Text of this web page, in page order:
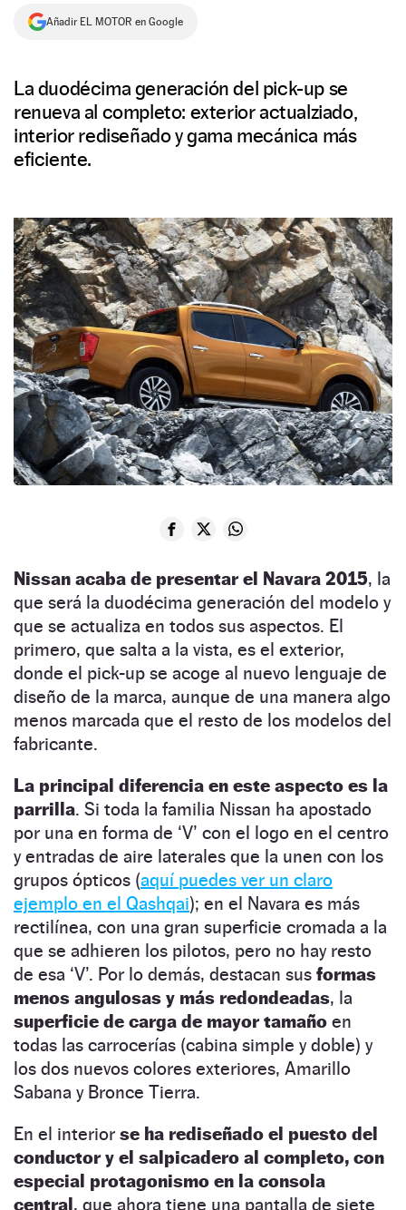
NEWSLETTER
SÍGUENOS
Añadir EL MOTOR en Google
La duodécima generación del pick-up se
renueva al completo: exterior actualziado,
interior rediseñado y gama mecánica más
eficiente.
Nissan acaba de presentar el Navara 2015, la
que será la duodécima generación del modelo y
que se actualiza en todos sus aspectos. El
primero, que salta a la vista, es el exterior,
donde el pick-up se acoge al nuevo lenguaje de
diseño de la marca, aunque de una manera algo
menos marcada que el resto de los modelos del
fabricante.
La principal diferencia en este aspecto es la
parrilla. Si toda la familia Nissan ha apostado
por una en forma de ‘V’ con el logo en el centro
y entradas de aire laterales que la unen con los
grupos ópticos (aquí puedes ver un claro
ejemplo en el Qashqai); en el Navara es más
rectilínea, con una gran superficie cromada a la
que se adhieren los pilotos, pero no hay resto
de esa ‘V’. Por lo demás, destacan sus formas
menos angulosas y más redondeadas, la
superficie de carga de mayor tamaño en
todas las carrocerías (cabina simple y doble) y
los dos nuevos colores exteriores, Amarillo
Sabana y Bronce Tierra.
En el interior se ha rediseñado el puesto del
conductor y el salpicadero al completo, con
especial protagonismo en la consola
central, que ahora tiene una pantalla de siete